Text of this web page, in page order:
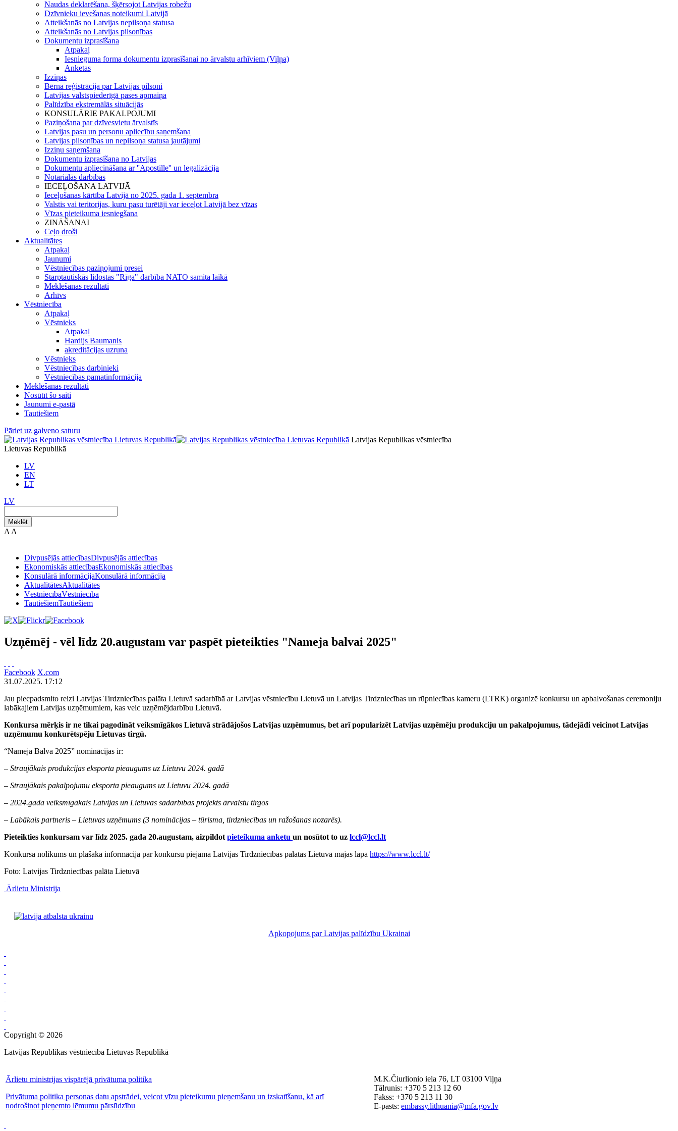
Naudas deklarēšana, šķērsojot Latvijas robežu
Dzīvnieku ievešanas noteikumi Latvijā
Atteikšanās no Latvijas nepilsoņa statusa
Atteikšanās no Latvijas pilsonības
Dokumentu izprasīšana
Atpakaļ
Iesnieguma forma dokumentu izprasīšanai no ārvalstu arhīviem (Viļņa)
Anketas
Izziņas
Bērna reģistrācija par Latvijas pilsoni
Latvijas valstspiederīgā pases apmaiņa
Palīdzība ekstremālās situācijās
KONSULĀRIE PAKALPOJUMI
Paziņošana par dzīvesvietu ārvalstīs
Latvijas pasu un personu apliecību saņemšana
Latvijas pilsonības un nepilsoņa statusa jautājumi
Izziņu saņemšana
Dokumentu izprasīšana no Latvijas
Dokumentu apliecināšana ar ''Apostille'' un legalizācija
Notariālās darbības
IECEĻOŠANA LATVIJĀ
Ieceļošanas kārtība Latvijā no 2025. gada 1. septembra
Valstis vai teritorijas, kuru pasu turētāji var ieceļot Latvijā bez vīzas
Vīzas pieteikuma iesniegšana
ZINĀŠANAI
Ceļo droši
Aktualitātes
Atpakaļ
Jaunumi
Vēstniecības paziņojumi presei
Starptautiskās lidostas "Rīga" darbība NATO samita laikā
Meklēšanas rezultāti
Arhīvs
Vēstniecība
Atpakaļ
Vēstnieks
Atpakaļ
Hardijs Baumanis
akreditācijas uzruna
Vēstnieks
Vēstniecības darbinieki
Vēstniecības pamatinformācija
Meklēšanas rezultāti
Nosūtīt šo saiti
Jaunumi e-pastā
Tautiešiem
Pāriet uz galveno saturu
Latvijas Republikas vēstniecība
Lietuvas Republikā
LV
EN
LT
LV
Meklēt
A A
Divpusējās attiecībasDivpusējās attiecības
Ekonomiskās attiecībasEkonomiskās attiecības
Konsulārā informācijaKonsulārā informācija
AktualitātesAktualitātes
VēstniecībaVēstniecība
TautiešiemTautiešiem
Uzņēmēj - vēl līdz 20.augustam var paspēt pieteikties "Nameja balvai 2025"
Facebook X.com
31.07.2025. 17:12
Jau piecpadsmito reizi Latvijas Tirdzniecības palāta Lietuvā sadarbībā ar Latvijas vēstniecību Lietuvā un Latvijas Tirdzniecības un rūpniecības kameru (LTRK) organizē konkursu un apbalvošanas ceremoniju
labākajiem Latvijas uzņēmumiem, kas veic uzņēmējdarbību Lietuvā.
Konkursa mērķis ir ne tikai pagodināt veiksmīgākos Lietuvā strādājošos Latvijas uzņēmumus, bet arī popularizēt Latvijas uzņēmēju produkciju un pakalpojumus, tādejādi veicinot Latvijas
uzņēmumu konkurētspēju Lietuvas tirgū.
“Nameja Balva 2025” nominācijas ir:
– Straujākais produkcijas eksporta pieaugums uz Lietuvu 2024. gadā
– Straujākais pakalpojumu eksporta pieaugums uz Lietuvu 2024. gadā
– 2024.gada veiksmīgākais Latvijas un Lietuvas sadarbības projekts ārvalstu tirgos
– Labākais partneris – Lietuvas uzņēmums (3 nominācijas – tūrisma, tirdzniecības un ražošanas nozarēs).
Pieteikties konkursam var līdz 2025. gada 20.augustam, aizpildot pieteikuma anketu un nosūtot to uz lccl@lccl.lt
Konkursa nolikums un plašāka informācija par konkursu piejama Latvijas Tirdzniecības palātas Lietuvā mājas lapā https://www.lccl.lt/
Foto: Latvijas Tirdzniecības palāta Lietuvā
Ārlietu Ministrija
Apkopojums par Latvijas palīdzību Ukrainai
Copyright © 2026
Latvijas Republikas vēstniecība Lietuvas Republikā
Ārlietu ministrijas vispārējā privātuma politika
Privātuma politika personas datu apstrādei, veicot vīzu pieteikumu pieņemšanu un izskatīšanu, kā arī
nodrošinot pieņemto lēmumu pārsūdzību
M.K.Čiurlionio iela 76, LT 03100 Viļņa
Tālrunis: +370 5 213 12 60
Fakss: +370 5 213 11 30
E-pasts: embassy.lithuania@mfa.gov.lv